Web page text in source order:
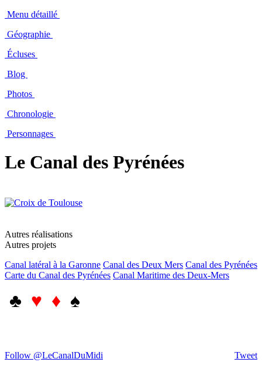
Menu détaillé
Géographie
Écluses
Blog
Photos
Chronologie
Personnages
Le Canal des Pyrénées
Autres réalisations
Autres projets
Canal latéral à la Garonne Canal des Deux Mers Canal des Pyrénées
Carte du Canal des Pyrénées Canal Maritime des Deux-Mers
♣ ♥ ♦ ♠
Tweet
Follow @LeCanalDuMidi